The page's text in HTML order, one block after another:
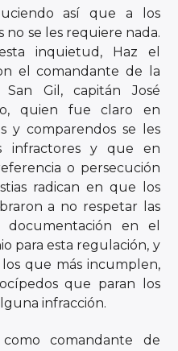
así que a los
se les requiere nada.
inquietud, Haz el
el comandante de la
Gil, capitán José
quien fue claro en
y comparendos se les
infractores y que en
o persecución
radican en que los
a no respetar las
en el
para esta regulación, y
que más incumplen,
que paran los
infracción.
comandante de